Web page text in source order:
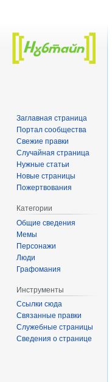
Заглавная страница
Портал сообщества
Свежие правки
Случайная страница
Нужные статьи
Новые страницы
Пожертвования
Категории
Общие сведения
Мемы
Персонажи
Люди
Графомания
Инструменты
Ссылки сюда
Связанные правки
Служебные страницы
Сведения о странице